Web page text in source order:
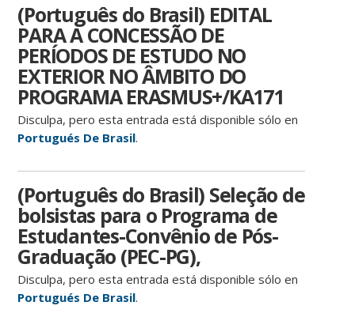
(Português do Brasil) EDITAL
PARA A CONCESSÃO DE
PERÍODOS DE ESTUDO NO
EXTERIOR NO ÂMBITO DO
PROGRAMA ERASMUS+/KA171
Disculpa, pero esta entrada está disponible sólo en
Portugués De Brasil.
(Português do Brasil) Seleção de
bolsistas para o Programa de
Estudantes-Convênio de Pós-
Graduação (PEC-PG),
Disculpa, pero esta entrada está disponible sólo en
Portugués De Brasil.